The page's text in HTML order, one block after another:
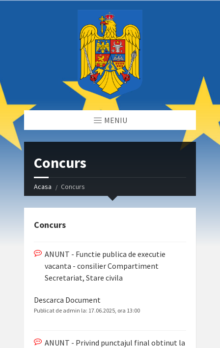
MENIU
Concurs
Acasa Concurs
Concurs
ANUNT - Functie publica de executie
vacanta - consilier Compartiment
Secretariat, Stare civila
Descarca Document
Publicat de admin la: 17.06.2025, ora 13:00
ANUNT - Privind punctajul final obtinut la